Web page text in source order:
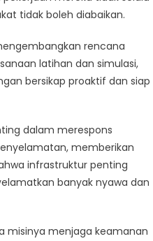
tidak boleh diabaikan.
rencana
latihan dan simulasi,
bersikap proaktif dan siap
dalam merespons
memberikan
infrastruktur penting
banyak nyawa dan
misinya menjaga keamanan